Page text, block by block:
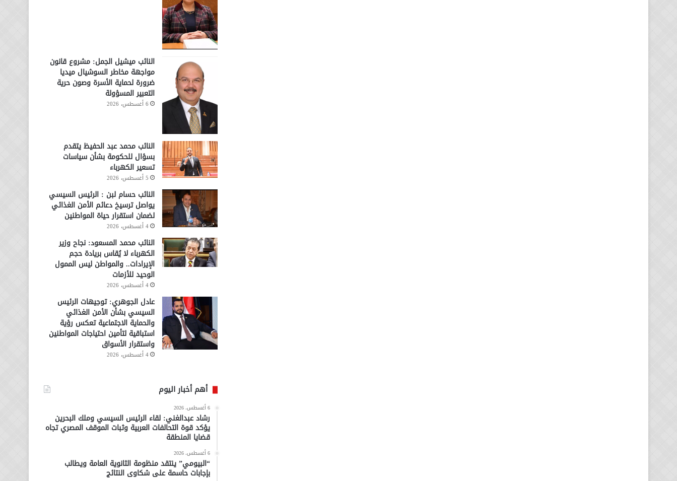
النائب ميشيل الجمل: مشروع قانون
مواجهة مخاطر السوشيال ميديا
ضرورة لحماية الأسرة وصون حرية
التعبير المسؤولة
6 أغسطس، 2026
النائب محمد عبد الحفيظ يتقدم
بسؤال للحكومة بشأن سياسات
تسعير الكهرباء
5 أغسطس، 2026
النائب حسام لبن : الرئيس السيسي
يواصل ترسيخ دعائم الأمن الغذائي
لضمان استقرار حياة المواطنين
4 أغسطس، 2026
النائب محمد المسعود: نجاح وزير
الكهرباء لا يُقاس بريادة حجم
الإيرادات.. والمواطن ليس الممول
الوحيد للأزمات
4 أغسطس، 2026
عادل الجوهري: توجيهات الرئيس
السيسي بشأن الأمن الغذائي
والحماية الاجتماعية تعكس رؤية
استباقية لتأمين احتياجات المواطنين
واستقرار الأسواق
4 أغسطس، 2026
أهم أخبار اليوم
6 أغسطس، 2026
رشاد عبدالغني: لقاء الرئيس السيسي وملك البحرين
يؤكد قوة التحالفات العربية وثبات الموقف المصري تجاه
قضايا المنطقة
6 أغسطس، 2026
“البيومي” ينتقد منظومة الثانوية العامة ويطالب
بإجابات حاسمة على شكاوى النتائج